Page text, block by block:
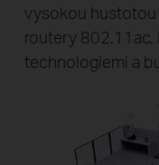
vysokou hustotou
routery 802.11ac.
technologiemi a